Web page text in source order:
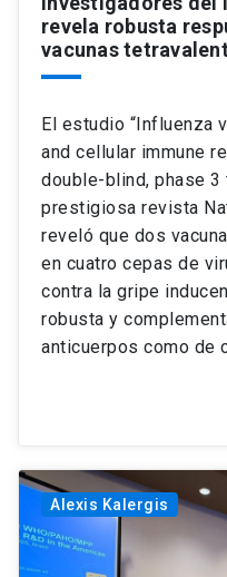
revela robusta
vacunas
El estudio “Influenza
and cellular immune
double-blind, phase 3
prestigiosa revista
reveló que dos
en cuatro cepas de
contra la gripe
robusta y
anticuerpos como de
Alexis Kalergis